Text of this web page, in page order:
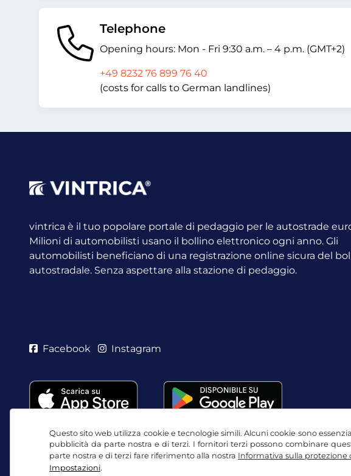
Questo sito web utilizza cookie e tecnologie simili. Alcuni cookie sono
pubblicità da parte nostra e di terzi. I fornitori terzi possono combinare
parte nostra e di terzi fare riferimento alla nostra Informativa sulla protezione
Impostazioni.
Telephone
Opening hours: Mon - Fri 9:30 a.m. – 4 p.m. (GMT+2)
+49 8232 76 899 76 40
(costs for calls to German landlines)
vintrica è il tuo popolare portale di pedaggio per le autostrade
Milioni di automobilisti usano il bollino elettronico ogni anno. Gli
automobilisti beneficiano di una registrazione online sicura del
autostradale. Senza aspettare alla stazione di pedaggio.
Facebook Instagram